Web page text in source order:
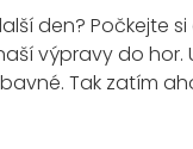
den? Počkejte
výpravy do hor.
Tak zatím